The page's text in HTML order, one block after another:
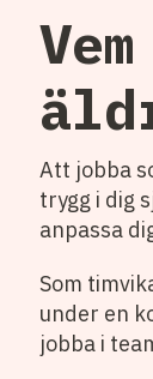
Att jobba
trygg i dig
anpassa
Som
under en
jobba i